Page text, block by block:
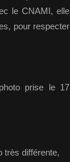
le CNAMI, elle
pour respecter
prise le 17
très différente,